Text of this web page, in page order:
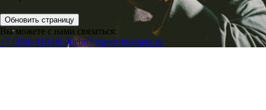
Обновить страницу
Вы можете с нами связаться:
+7 (499) 418-00-40ebr@expert-business.ru